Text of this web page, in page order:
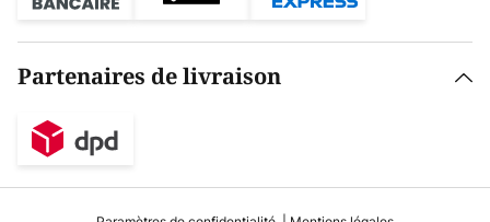
Partenaires de livraison